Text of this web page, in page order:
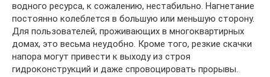
водного ресурса, к сожалению, нестабильно. Нагнетание
постоянно колеблется в большую или меньшую сторону.
Для пользователей, проживающих в многоквартирных
домах, это весьма неудобно. Кроме того, резкие скачки
напора могут привести к выходу из строя
гидроконструкций и даже спровоцировать прорывы.